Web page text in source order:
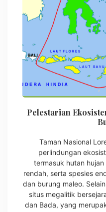
Pelestarian
Taman Nasional
perlindungan
termasuk hutan
rendah, serta spesies
dan burung maleo.
situs megalitik
dan Bada, yang